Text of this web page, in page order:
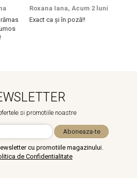
Roxana Iana, Acum 2 luni
Exact ca și în poză!!
si promotiile noastre
cu promotiile magazinului.
de Confidentialitate